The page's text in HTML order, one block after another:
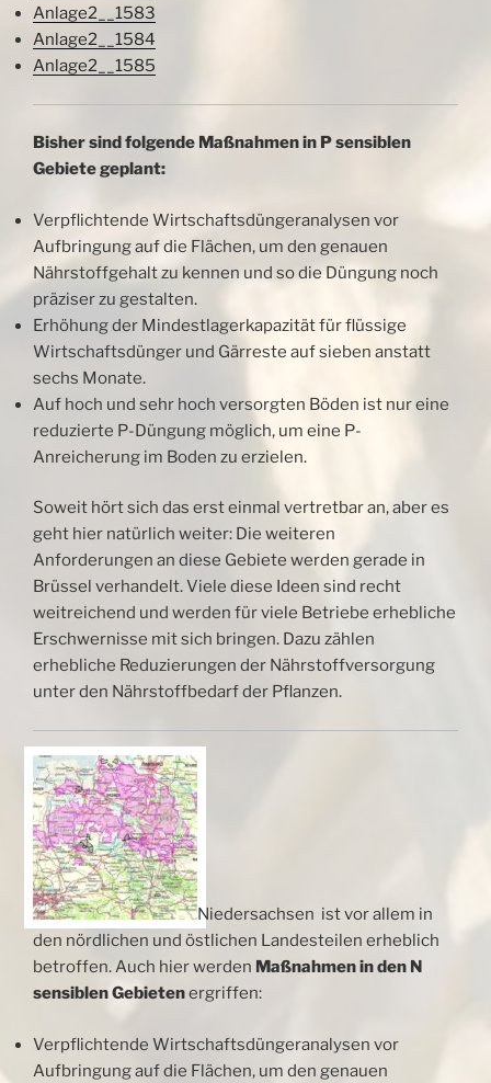
Anlage2__1583
Anlage2__1584
Anlage2__1585
Bisher sind folgende Maßnahmen in P sensiblen
Gebiete geplant:
Verpflichtende Wirtschaftsdüngeranalysen vor
Aufbringung auf die Flächen, um den genauen
Nährstoffgehalt zu kennen und so die Düngung noch
präziser zu gestalten.
Erhöhung der Mindestlagerkapazität für flüssige
Wirtschaftsdünger und Gärreste auf sieben anstatt
sechs Monate.
Auf hoch und sehr hoch versorgten Böden ist nur eine
reduzierte P-Düngung möglich, um eine P-
Anreicherung im Boden zu erzielen.
Soweit hört sich das erst einmal vertretbar an, aber es
geht hier natürlich weiter: Die weiteren
Anforderungen an diese Gebiete werden gerade in
Brüssel verhandelt. Viele diese Ideen sind recht
weitreichend und werden für viele Betriebe erhebliche
Erschwernisse mit sich bringen. Dazu zählen
erhebliche Reduzierungen der Nährstoffversorgung
unter den Nährstoffbedarf der Pflanzen.
Niedersachsen ist vor allem in
den nördlichen und östlichen Landesteilen erheblich
betroffen. Auch hier werden Maßnahmen in den N
sensiblen Gebietenergriffen:
Verpflichtende Wirtschaftsdüngeranalysen vor
Aufbringung auf die Flächen, um den genauen